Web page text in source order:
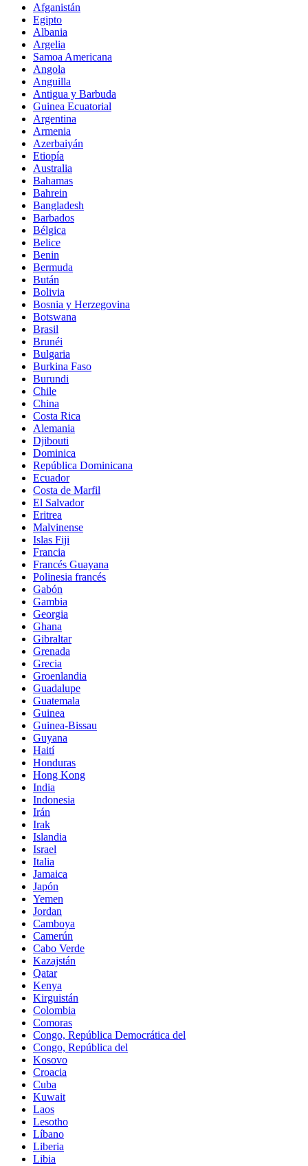
Afganistán
Egipto
Albania
Argelia
Samoa Americana
Angola
Anguilla
Antigua y Barbuda
Guinea Ecuatorial
Argentina
Armenia
Azerbaiyán
Etiopía
Australia
Bahamas
Bahrein
Bangladesh
Barbados
Bélgica
Belice
Benin
Bermuda
Bután
Bolivia
Bosnia y Herzegovina
Botswana
Brasil
Brunéi
Bulgaria
Burkina Faso
Burundi
Chile
China
Costa Rica
Alemania
Djibouti
Dominica
República Dominicana
Ecuador
Costa de Marfil
El Salvador
Eritrea
Malvinense
Islas Fiji
Francia
Francés Guayana
Polinesia francés
Gabón
Gambia
Georgia
Ghana
Gibraltar
Grenada
Grecia
Groenlandia
Guadalupe
Guatemala
Guinea
Guinea-Bissau
Guyana
Haití
Honduras
Hong Kong
India
Indonesia
Irán
Irak
Islandia
Israel
Italia
Jamaica
Japón
Yemen
Jordan
Camboya
Camerún
Cabo Verde
Kazajstán
Qatar
Kenya
Kirguistán
Colombia
Comoras
Congo, República Democrática del
Congo, República del
Kosovo
Croacia
Cuba
Kuwait
Laos
Lesotho
Líbano
Liberia
Libia